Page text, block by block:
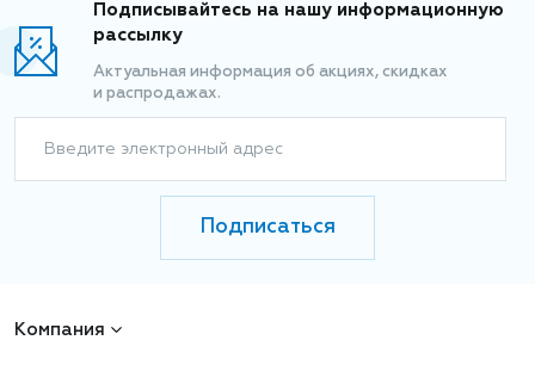
Подписывайтесь на нашу информационную
рассылку
Актуальная информация об акциях, скидках
и распродажах.
Введите электронный адрес
Подписаться
Компания